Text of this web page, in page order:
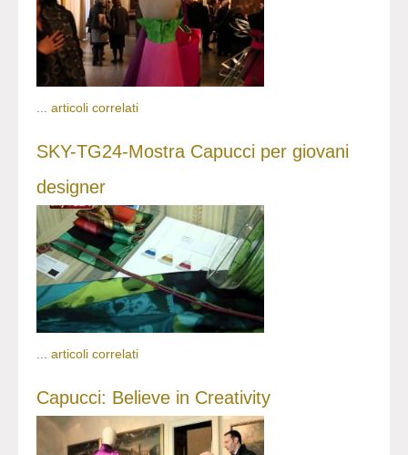
articoli correlati
SKY-TG24-Mostra Capucci per giovani
designer
... articoli correlati
Capucci: Believe in Creativity